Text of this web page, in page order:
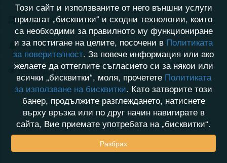
Хронология на игри
Активност
Кой видя профила на dobronir
Този сайт и използваните от него външни услуги
прилагат „бисквитки“ и сходни технологии, които
са необходими за правилното му функциониране
и за постигане на целите, посочени в Политиката
за поверителност. За повече информация или ако
желаете да оттеглите съгласието си за някои или
всички „бисквитки“, моля, прочетете Политиката
за използване на бисквитки. Като затворите този
банер, продължите разглеждането, натиснете
върху връзка или по друг начин навигирате в
сайта, Вие приемате употребата на „бисквитки“.
Разбрах